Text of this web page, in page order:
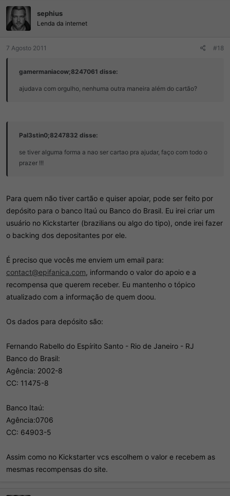
ç
õ
e
s
sephius
Lenda da internet
7 Agosto 2011 #18
gamermaniacow;8247061 disse:
ajudava com orgulho, nenhuma outra maneira além do cartão?
Pal3stin0;8247832 disse:
se tiver alguma forma a nao ser cartao pra ajudar, faço com todo o
prazer !!!
Para quem não tiver cartão e quiser apoiar, pode ser feito por
depósito para o banco Itaú ou Banco do Brasil. Eu irei criar um
usuário no Kickstarter (brazilians ou algo do tipo), onde irei fazer
o backing dos depositantes por ele.
É preciso que vocês me enviem um email para:
contact@epifanica.com, informando o valor do apoio e a
recompensa que querem receber. Eu mantenho o tópico
atualizado com a informação de quem doou.
Os dados para depósito são:
Fernando Rabello do Espírito Santo - Rio de Janeiro - RJ
Banco do Brasil:
Agência: 2002-8
CC: 11475-8
Banco Itaú:
Agência:0706
CC: 64903-5
Assim como no Kickstarter vcs escolhem o valor e recebem as
mesmas recompensas do site.